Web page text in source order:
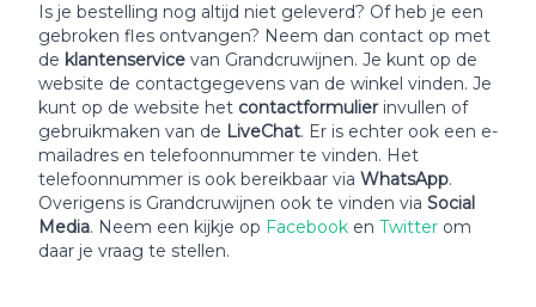
Is je bestelling nog altijd niet geleverd? Of heb je een
gebroken fles ontvangen? Neem dan contact op met
de klantenservice van Grandcruwijnen. Je kunt op de
website de contactgegevens van de winkel vinden. Je
kunt op de website het contactformulier invullen of
gebruikmaken van de LiveChat. Er is echter ook een e-
mailadres en telefoonnummer te vinden. Het
telefoonnummer is ook bereikbaar via WhatsApp.
Overigens is Grandcruwijnen ook te vinden via Social
Media. Neem een kijkje op Facebook en Twitter om
daar je vraag te stellen.